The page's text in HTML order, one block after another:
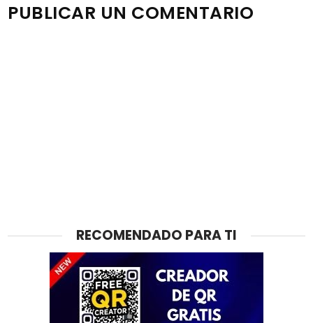
PUBLICAR UN COMENTARIO
RECOMENDADO PARA TI